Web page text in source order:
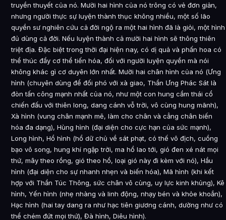
truyền thuyết của nó. Mười hai hình của nó trông có vẻ đơn giản,
nhưng người thực sự luyện thành thục không nhiều, một số lão
quyền sư nghiên cứu cả đời ngộ ra một hai hình đã là giỏi, một hình
đủ dùng cả đời. Nếu luyện thành cả mười hai hình sẽ thông thiên
triệt địa. Đặc biệt trong thời đại hiện nay, có dị quả và phấn hoa có
thể thúc đẩy cơ thể tiến hóa, đối với người luyện quyền mà nói
không khác gì cơ duyên lớn nhất. Mười hai chân hình của nó (Ưng
hình (chuyên dùng để đối phó với xà giao, Thần Ưng Phác Sát là
đòn tấn công mạnh nhất của nó, như một con hung cầm thái cổ
chiến đấu với thiên long, dang cánh vỗ trời, vô cùng hung mãnh),
Xà hình (vung chân mạnh mẽ, làm cho chân và cẳng chân biến
hóa đa dạng), Hùng hình (đại diện cho cực hạn của sức mạnh),
Long hình, Hổ hình (hổ dữ chủ về sát phạt, có thế vô địch, cuồng
bạo vô song, hung khí ngập trời, ma hổ lao tới, gió đen xé nát mọi
thứ, mây theo rồng, gió theo hổ, loại gió này đi kèm với nó), Hầu
hình (đại diện cho sự nhanh nhẹn và biến hóa), Mã hình (khi kết
hợp với Thần Túc Thông, sức chân vô cùng, uy lực kinh khủng), Kê
hình, Yến hình (nhẹ nhàng và linh động, nhạy bén và khỏe khoắn),
Hạc hình (hai tay dang ra như hạc tiên giương cánh, dường như có
thể chém đứt mọi thứ), Đà hình, Diêu hình).